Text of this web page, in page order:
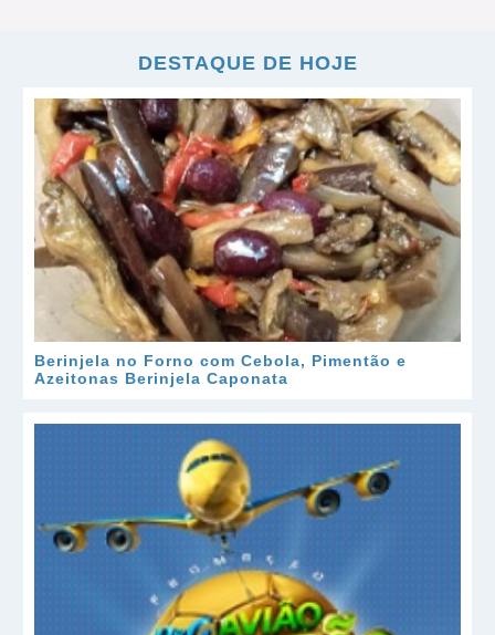
DESTAQUE DE HOJE
Berinjela no Forno com Cebola, Pimentão e
Azeitonas Berinjela Caponata